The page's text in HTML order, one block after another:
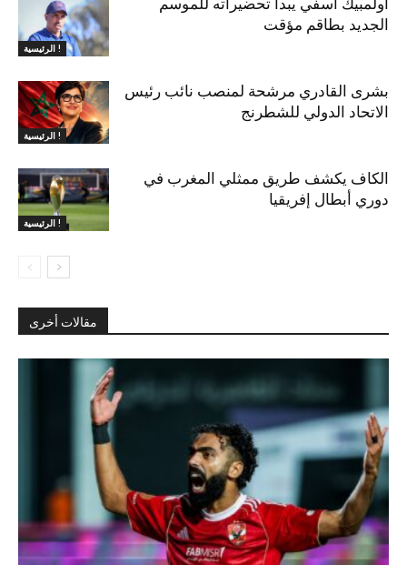
الرئيسية !
أولمبيك آسفي يبدأ تحضيراته للموسم
الجديد بطاقم مؤقت
الرئيسية !
بشرى القادري مرشحة لمنصب نائب رئيس
الاتحاد الدولي للشطرنج
الرئيسية !
الكاف يكشف طريق ممثلي المغرب في
دوري أبطال إفريقيا
مقالات أخرى